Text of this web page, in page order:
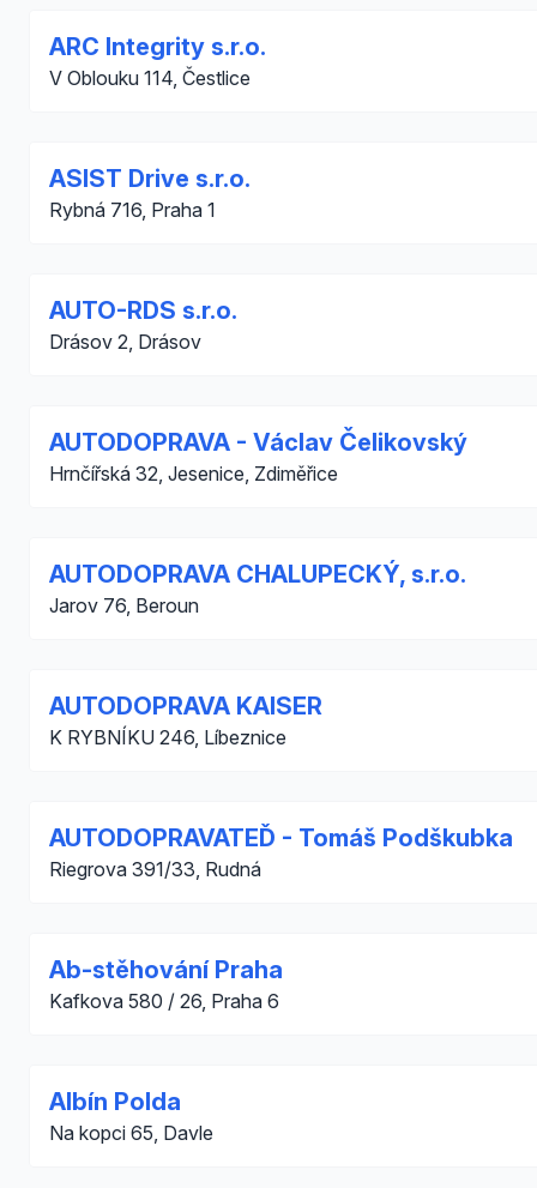
ARC Integrity s.r.o.
V Oblouku 114, Čestlice
ASIST Drive s.r.o.
Rybná 716, Praha 1
AUTO-RDS s.r.o.
Drásov 2, Drásov
AUTODOPRAVA - Václav Čelikovský
Hrnčířská 32, Jesenice, Zdiměřice
AUTODOPRAVA CHALUPECKÝ, s.r.o.
Jarov 76, Beroun
AUTODOPRAVA KAISER
K RYBNÍKU 246, Líbeznice
AUTODOPRAVATEĎ - Tomáš Podškubka
Riegrova 391/33, Rudná
Ab-stěhování Praha
Kafkova 580 / 26, Praha 6
Albín Polda
Na kopci 65, Davle